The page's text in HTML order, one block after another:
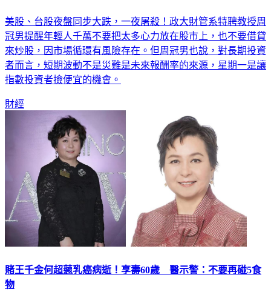
美股、台股夜盤同步大跌，一夜屠殺！政大財管系特聘教授周
冠男提醒年輕人千萬不要把太多心力放在股市上，也不要借貸
來炒股，因市場循環有風險存在。但周冠男也說，對長期投資
者而言，短期波動不是災難是未來報酬率的來源，星期一是讓
指數投資者撿便宜的機會。
財經
賭王千金何超蕸乳癌病逝！享壽60歲 醫示警：不要再碰5食
物